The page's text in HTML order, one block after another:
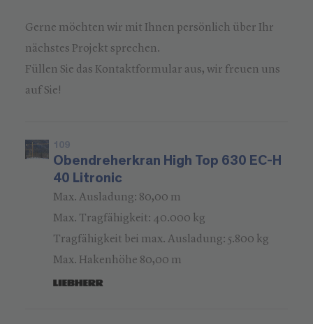
Gerne möchten wir mit Ihnen persönlich über Ihr
nächstes Projekt sprechen.
Füllen Sie das Kontaktformular aus, wir freuen uns
auf Sie!
109
Obendreherkran High Top 630 EC-H
40 Litronic
Max. Ausladung: 80,00 m
Max. Tragfähigkeit: 40.000 kg
Tragfähigkeit bei max. Ausladung: 5.800 kg
Max. Hakenhöhe 80,00 m